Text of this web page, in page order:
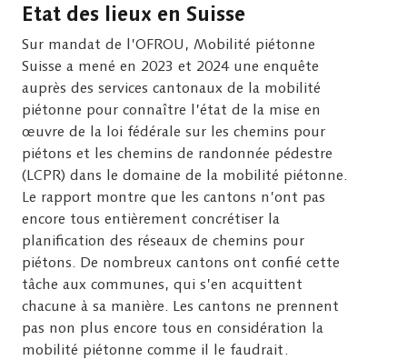
Etat des lieux en Suisse
Sur mandat de l’OFROU, Mobilité piétonne
Suisse a mené en 2023 et 2024 une enquête
auprès des services cantonaux de la mobilité
piétonne pour connaître l’état de la mise en
œuvre de la loi fédérale sur les chemins pour
piétons et les chemins de randonnée pédestre
(LCPR) dans le domaine de la mobilité piétonne.
Le rapport montre que les cantons n’ont pas
encore tous entièrement concrétiser la
planification des réseaux de chemins pour
piétons. De nombreux cantons ont confié cette
tâche aux communes, qui s’en acquittent
chacune à sa manière. Les cantons ne prennent
pas non plus encore tous en considération la
mobilité piétonne comme il le faudrait.